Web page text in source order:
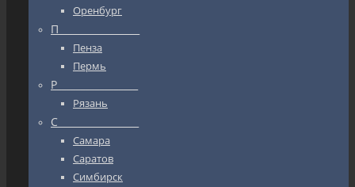
Оренбург
П_________________
Пенза
Пермь
Р_________________
Рязань
С_________________
Самара
Саратов
Симбирск